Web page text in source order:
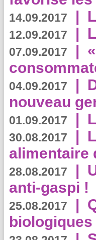
14.09.2017 |
12.09.2017 |
07.09.2017 |
04.09.2017 |
nouveau
01.09.2017 |
30.08.2017 |
alimentaire
28.08.2017 |
anti-gaspi !
25.08.2017 |
biologiques